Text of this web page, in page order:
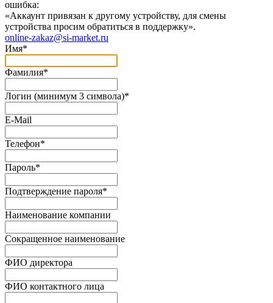
ошибка:
«Аккаунт привязан к другому устройству, для смены
устройства просим обратиться в поддержку».
online-zakaz@si-market.ru
Имя*
Фамилия*
Логин (минимум 3 символа)*
E-Mail
Телефон*
Пароль*
Подтверждение пароля*
Наименование компании
Сокращенное наименование
ФИО директора
ФИО контактного лица